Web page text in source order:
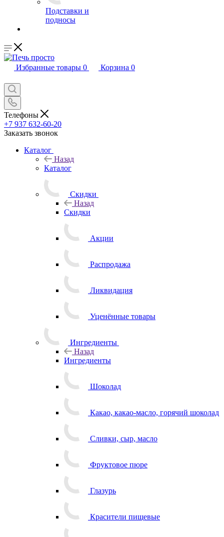
Подставки и
подносы
Избранные товары 0 Корзина 0
Телефоны
+7 937 632-60-20
Заказать звонок
Каталог
Назад
Каталог
Скидки
Назад
Скидки
Акции
Распродажа
Ликвидация
Уценённые товары
Ингредиенты
Назад
Ингредиенты
Шоколад
Какао, какао-масло, горячий шоколад
Сливки, сыр, масло
Фруктовое пюре
Глазурь
Красители пищевые